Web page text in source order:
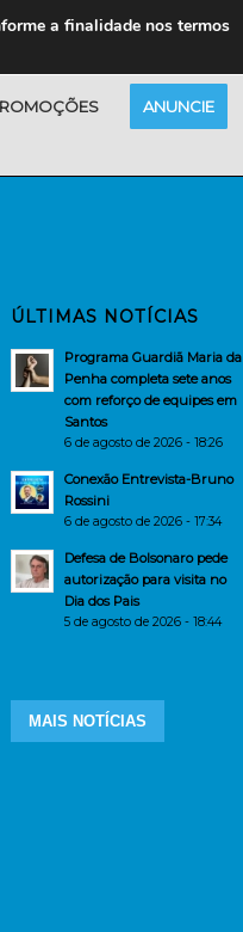
ANUNCIE
ÚLTIMAS NOTÍCIAS
Programa Guardiã Maria da
Penha completa sete anos
com reforço de equipes em
Santos
6 de agosto de 2026 - 18:26
Conexão Entrevista-Bruno
Rossini
6 de agosto de 2026 - 17:34
Defesa de Bolsonaro pede
autorização para visita no
Dia dos Pais
5 de agosto de 2026 - 18:44
MAIS NOTÍCIAS
a finalidade nos termos